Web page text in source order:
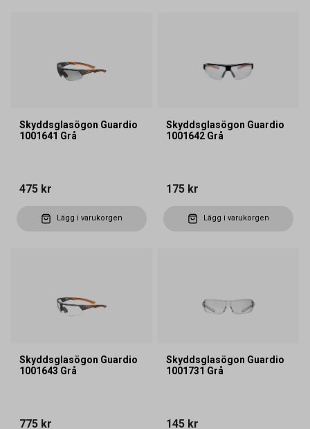
Skyddsglasögon Guardio
1001641 Grå
475 kr
Lägg i varukorgen
Skyddsglasögon Guardio
1001642 Grå
175 kr
Lägg i varukorgen
Skyddsglasögon Guardio
1001643 Grå
775 kr
Skyddsglasögon Guardio
1001731 Grå
145 kr